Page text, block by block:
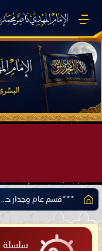
سلسلة